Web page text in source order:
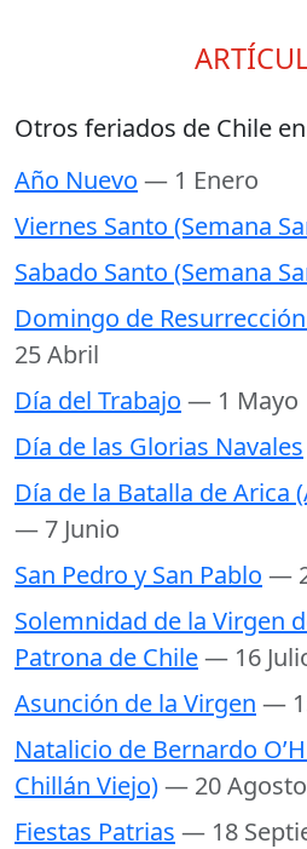
Otros feriados de Chile
Año Nuevo — 1 Enero
Viernes Santo (Semana
Sabado Santo (Semana
Domingo de
25 Abril
Día del Trabajo — 1 Mayo
Día de las Glorias Navales
Día de la Batalla de Arica
— 7 Junio
San Pedro y San Pablo —
Solemnidad de la Virgen
Patrona de Chile— 16
Asunción de la Virgen —
Natalicio de Bernardo
Chillán Viejo)— 20 Agosto
Fiestas Patrias — 18